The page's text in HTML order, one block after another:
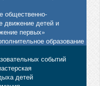
общественно-
движение детей и
первых»
образование
событий
детей